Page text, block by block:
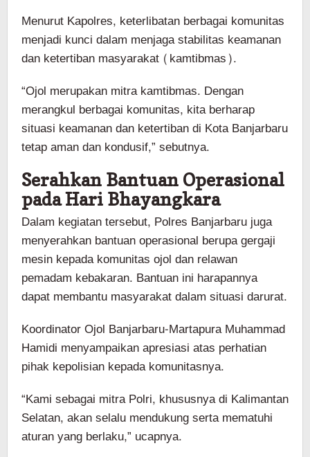
Menurut Kapolres, keterlibatan berbagai komunitas
menjadi kunci dalam menjaga stabilitas keamanan
dan ketertiban masyarakat (kamtibmas).
“Ojol merupakan mitra kamtibmas. Dengan
merangkul berbagai komunitas, kita berharap
situasi keamanan dan ketertiban di Kota Banjarbaru
tetap aman dan kondusif,” sebutnya.
Serahkan Bantuan Operasional
pada Hari Bhayangkara
Dalam kegiatan tersebut, Polres Banjarbaru juga
menyerahkan bantuan operasional berupa gergaji
mesin kepada komunitas ojol dan relawan
pemadam kebakaran. Bantuan ini harapannya
dapat membantu masyarakat dalam situasi darurat.
Koordinator Ojol Banjarbaru-Martapura Muhammad
Hamidi menyampaikan apresiasi atas perhatian
pihak kepolisian kepada komunitasnya.
“Kami sebagai mitra Polri, khususnya di Kalimantan
Selatan, akan selalu mendukung serta mematuhi
aturan yang berlaku,” ucapnya.